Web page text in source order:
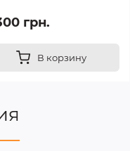
грн.
В корзину